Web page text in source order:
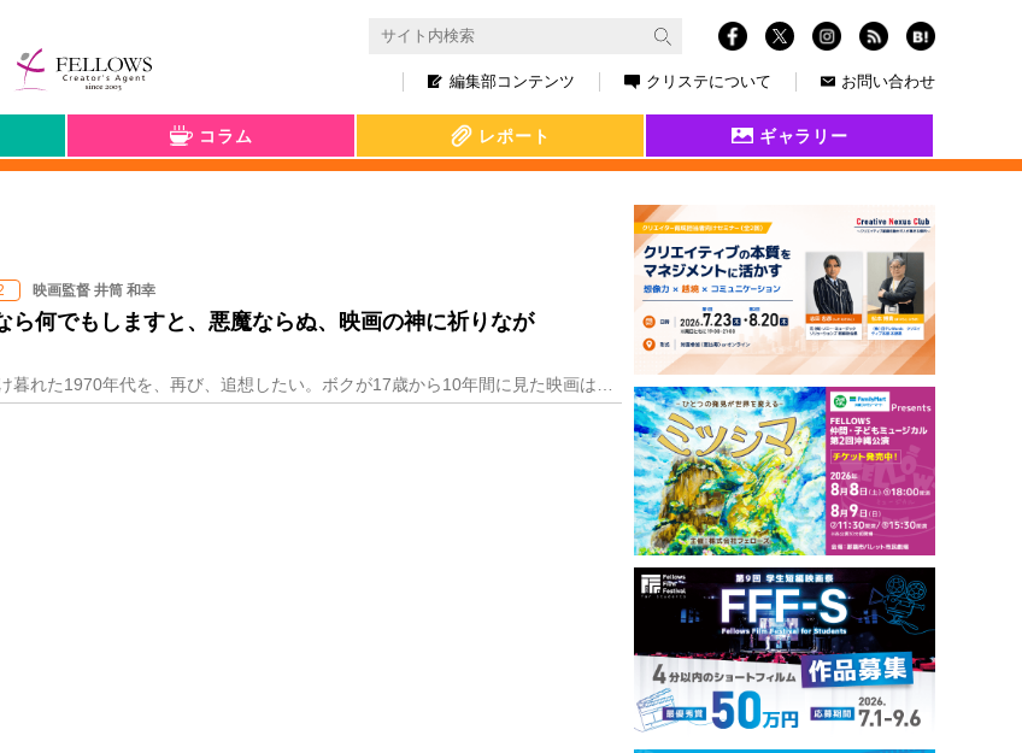
編集部コンテンツ クリステについて お問い合わせ
コラム レポート ギャラリー
映画監督 井筒 和幸
ら何でもしますと、悪魔ならぬ、映画の神に祈りなが